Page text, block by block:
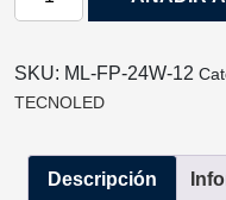
24W
INTERIOR
TECNOLED
SKU: ML-FP-24W-12
TECNOLED
Descripción